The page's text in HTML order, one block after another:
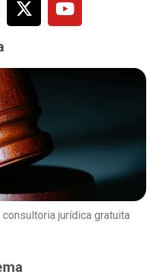
jurídica gratuita